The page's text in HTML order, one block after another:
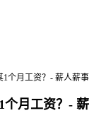
个月工资？- 薪人薪事
个月工资？- 薪